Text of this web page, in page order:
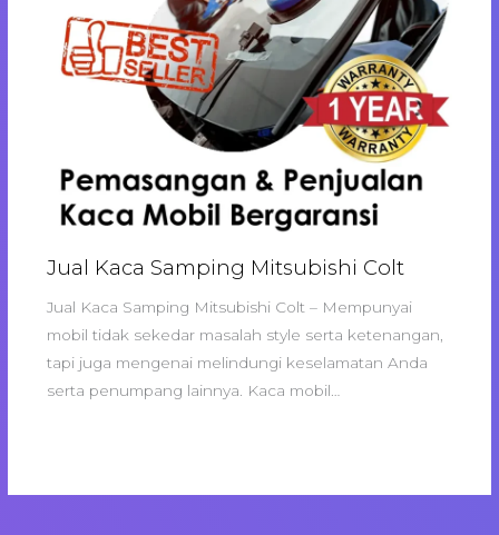
Jual Kaca Samping Mitsubishi Colt
Jual Kaca Samping Mitsubishi Colt – Mempunyai
mobil tidak sekedar masalah style serta ketenangan,
tapi juga mengenai melindungi keselamatan Anda
serta penumpang lainnya. Kaca mobil…